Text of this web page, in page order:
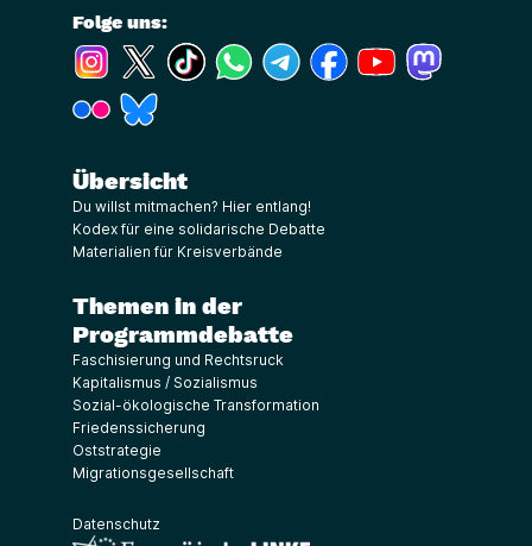
Folge uns:
(Link öffnet ein neues Fenster)
(Link öffnet ein neues Fenster)
(Link öffnet ein neues Fenster)
(Link öffnet ein neues Fenster)
(Link öffnet ein neues Fenster)
(Link öffnet ein neues
(Link öffnet ein
(Link öffnet ein neues Fenster)
Übersicht
Du willst mitmachen? Hier entlang!
Kodex für eine solidarische Debatte
Materialien für Kreisverbände
Themen in der
Programmdebatte
Faschisierung und Rechtsruck
Kapitalismus / Sozialismus
Sozial-ökologische Transformation
Friedenssicherung
Oststrategie
Migrationsgesellschaft
Datenschutz